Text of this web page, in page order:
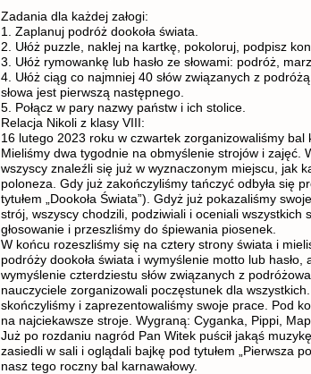
Zadania dla każdej załogi:
1. Zaplanuj podróż dookoła świata.
2. Ułóż puzzle, naklej na kartkę, pokoloruj, podpisz
3. Ułóż rymowankę lub hasło ze słowami: podróż,
4. Ułóż ciąg co najmniej 40 słów związanych z
słowa jest pierwszą następnego.
5. Połącz w pary nazwy państw i ich stolice.
Relacja Nikoli z klasy VIII:
16 lutego 2023 roku w czwartek zorganizowaliśmy bal
Mieliśmy dwa tygodnie na obmyślenie strojów i zajęć.
wszyscy znaleźli się już w wyznaczonym miejscu, jak
poloneza. Gdy już zakończyliśmy tańczyć odbyła się
tytułem „Dookoła Świata”). Gdyż już pokazaliśmy
strój, wszyscy chodzili, podziwiali i oceniali wszystkich
głosowanie i przeszliśmy do śpiewania piosenek.
W końcu rozeszliśmy się na cztery strony świata i
podróży dookoła świata i wymyślenie motto lub
wymyślenie czterdziestu słów związanych z
nauczyciele zorganizowali poczęstunek dla
skończyliśmy i zaprezentowaliśmy swoje prace. Pod
na najciekawsze stroje. Wygraną: Cyganka, Pippi,
Już po rozdaniu nagród Pan Witek puścił jakąś
zasiedli w sali i oglądali bajkę pod tytułem „Pierwsza
nasz tego roczny bal karnawałowy.